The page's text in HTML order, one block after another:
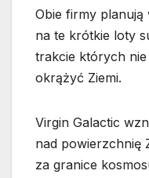
Obie firmy planują
na te krótkie loty
trakcie których nie
okrążyć Ziemi.
Virgin Galactic
nad powierzchnię
za granice